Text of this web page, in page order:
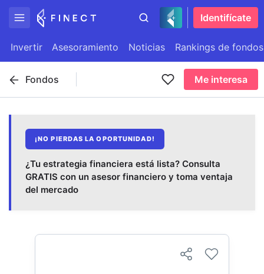
Identifícate
Invertir Asesoramiento Noticias Rankings de fondos
Fondos Me interesa
¡NO PIERDAS LA OPORTUNIDAD!
¿Tu estrategia financiera está lista? Consulta
GRATIS con un asesor financiero y toma ventaja
del mercado